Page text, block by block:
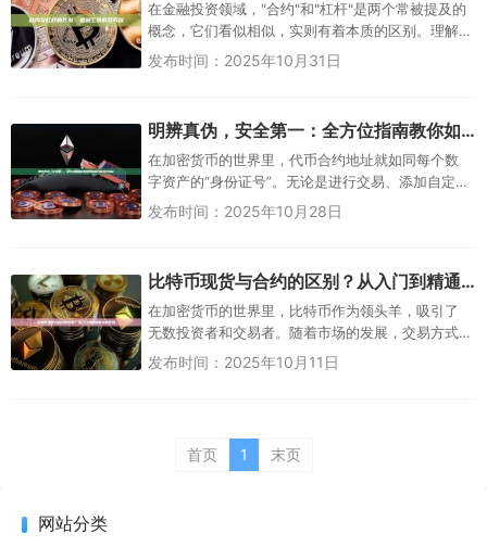
在金融投资领域，"合约"和"杠杆"是两个常被提及的
概念，它们看似相似，实则有着本质的区别。理解
这两者的差异，...
发布时间：2025年10月31日
明辨真伪，安全第一：全方位指南教你如何查询代币合约地址
在加密货币的世界里，代币合约地址就如同每个数
字资产的“身份证号”。无论是进行交易、添加自定义
代币到钱包，还是参与DeFi项目，准确获取这个地
发布时间：2025年10月28日
比特币现货与合约的区别？从入门到精通的关键区别
在加密货币的世界里，比特币作为领头羊，吸引了
无数投资者和交易者。随着市场的发展，交易方式
也从简单的现货买卖扩展到复杂的合约交易。许多
发布时间：2025年10月11日
首页 1 末页
网站分类